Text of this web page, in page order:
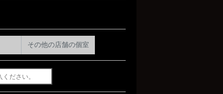
その他の店舗の個室